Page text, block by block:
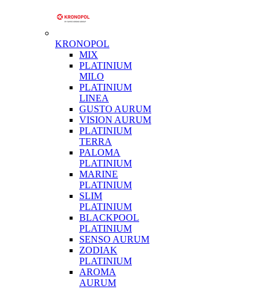
KRONOPOL
MIX
PLATINIUM
MILO
PLATINIUM
LINEA
GUSTO AURUM
VISION AURUM
PLATINIUM
TERRA
PALOMA
PLATINIUM
MARINE
PLATINIUM
SLIM
PLATINIUM
BLACKPOOL
PLATINIUM
SENSO AURUM
ZODIAK
PLATINIUM
AROMA
AURUM